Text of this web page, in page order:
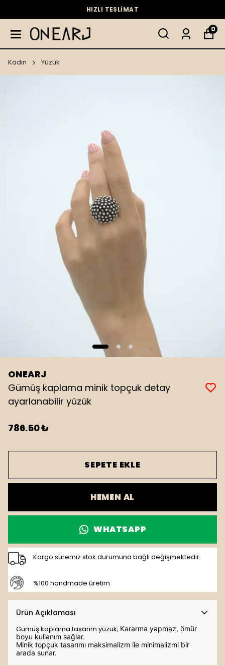
HIZLI TESLİMAT
0
Kadın Yüzük
ONEARJ
Gümüş kaplama minik topçuk detay
ayarlanabilir yüzük
786.50 ₺
SEPETE EKLE
HEMEN AL
WHATSAPP
Kargo süremiz stok durumuna bağlı değişmektedir.
%100 handmade üretim
Ürün Açıklaması
Gümüş kaplama tasarım yüzük; Kararma yapmaz, ömür
boyu kullanım sağlar.
Minik topçuk tasarımı maksimalizm ile minimalizmi bir
arada sunar.